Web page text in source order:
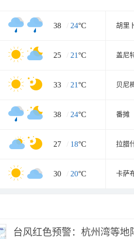
38 / 24°C 胡里
25 / 21°C 盖尼
33 / 21°C 贝尼
38 / 24°C 番摊
27 / 18°C 拉腊
30 / 20°C 卡萨
台风红色预警：杭州湾等地